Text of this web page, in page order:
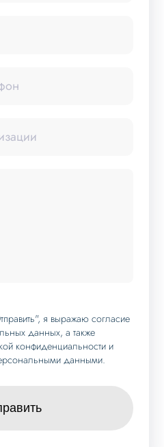
я выражаю согласие
данных, а также
конфиденциальностии
данными.